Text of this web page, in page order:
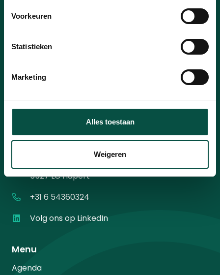
Voorkeuren
Statistieken
Marketing
Alles toestaan
Weigeren
Blijf op de hoogte van alle ontwikkelingen met
onze nieuwsbrief
E-
Instemming
Ik ga akkoord met het
Contact
5527 LC Hapert
+31 6 54360324
Volg ons op LinkedIn
Menu
Agenda